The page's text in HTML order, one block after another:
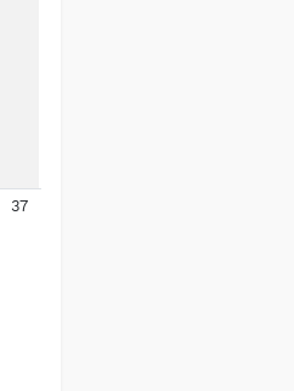
37